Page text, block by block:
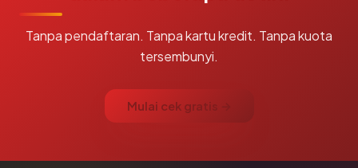
Tanpa pendaftaran. Tanpa kartu kredit. Tanpa kuota
tersembunyi.
Mulai cek gratis →